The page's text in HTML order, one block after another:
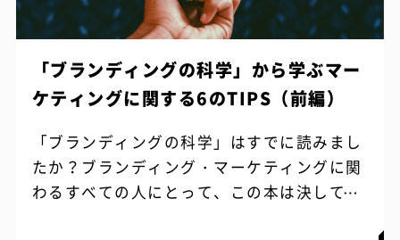
「ブランディングの科学」から学ぶマー
ケティングに関する6のTIPS（前編）
「ブランディングの科学」はすでに読みまし
たか？ブランディング・マーケティングに関
わるすべての人にとって、この本は決して無